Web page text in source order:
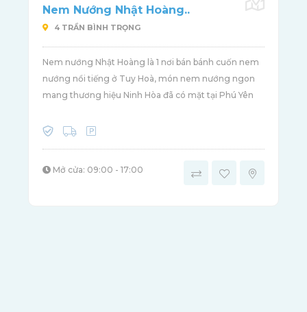
Nem Nướng Nhật Hoàng..
4 TRẦN BÌNH TRỌNG
Nem nướng Nhật Hoàng là 1 nơi bán bánh cuốn nem
nướng nổi tiếng ở Tuy Hoà, món nem nướng ngon
mang thương hiệu Ninh Hòa đã có mặt tại Phú Yên
Mở cửa: 09:00 - 17:00